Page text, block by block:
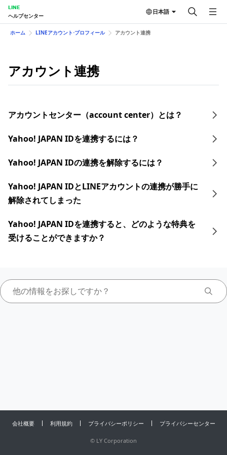
LINE
ヘルプセンター
日本語
ホーム LINEアカウント⋅プロフィール アカウント連携
アカウント連携
アカウントセンター（account center）とは？
Yahoo! JAPAN IDを連携するには？
Yahoo! JAPAN IDの連携を解除するには？
Yahoo! JAPAN IDとLINEアカウントの連携が勝手に
解除されてしまった
Yahoo! JAPAN IDを連携すると、どのような特典を
受けることができますか？
会社概要 利用規約 プライバシーポリシー プライバシーセンター
© LY Corporation